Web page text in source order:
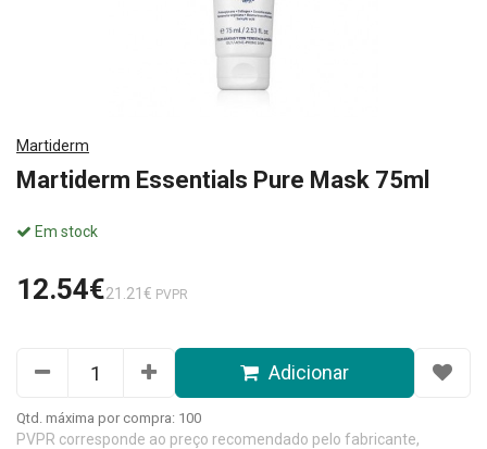
Martiderm
Martiderm Essentials Pure Mask 75ml
Em stock
12.54€21.21€ PVPR
Adicionar
Qtd. máxima por compra: 100
PVPR corresponde ao preço recomendado pelo fabricante,